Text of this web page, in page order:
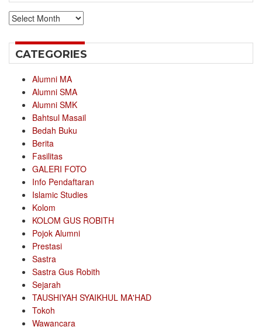
Archives
CATEGORIES
Alumni MA
Alumni SMA
Alumni SMK
Bahtsul Masail
Bedah Buku
Berita
Fasilitas
GALERI FOTO
Info Pendaftaran
Islamic Studies
Kolom
KOLOM GUS ROBITH
Pojok Alumni
Prestasi
Sastra
Sastra Gus Robith
Sejarah
TAUSHIYAH SYAIKHUL MA'HAD
Tokoh
Wawancara